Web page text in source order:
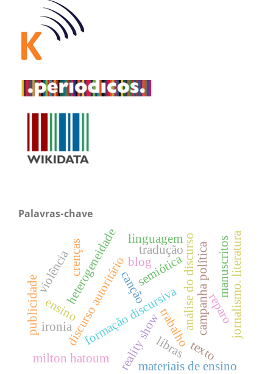
Palavras-chave
análise do discurso
formação discursiva
heterogeneidade campanha política
discurso autoritário trabalho
reality show
reparo
libras
tradução
milton hatoum
materiais de ensino
cançãosemiótica
crenças
ensino jornalismo. literatura
violência
publicidade
linguagem
texto
blog manuscritos
ironia